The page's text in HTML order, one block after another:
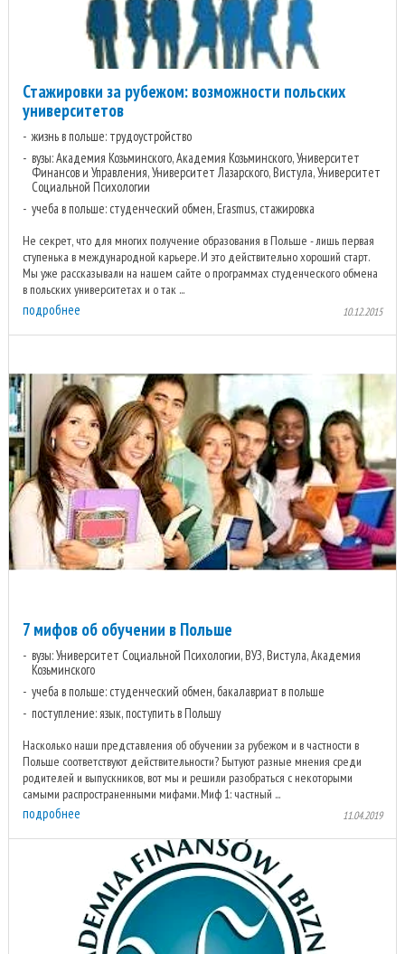
Стажировки за рубежом: возможности польских
университетов
жизнь в польше: трудоустройство
вузы: Академия Козьминского, Академия Козьминского, Университет
Финансов и Управления, Университет Лазарского, Вистула, Университет
Социальной Психологии
учеба в польше: студенческий обмен, Erasmus, стажировка
Не секрет, что для многих получение образования в Польше - лишь первая
ступенька в международной карьере. И это действительно хороший старт.
Мы уже рассказывали на нашем сайте о программах студенческого обмена
в польских университетах и о так ...
подробнее 10.12.2015
7 мифов об обучении в Польше
вузы: Университет Социальной Психологии, ВУЗ, Вистула, Академия
Козьминского
учеба в польше: студенческий обмен, бакалавриат в польше
поступление: язык, поступить в Польшу
Насколько наши представления об обучении за рубежом и в частности в
Польше соответствуют действительности? Бытуют разные мнения среди
родителей и выпускников, вот мы и решили разобраться с некоторыми
самыми распространенными мифами. Миф 1: частный ...
подробнее 11.04.2019